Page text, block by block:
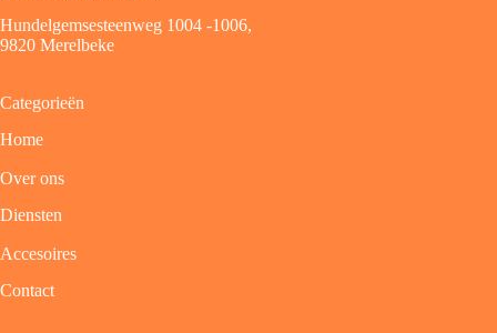
Hundelgemsesteenweg 1004 -1006,
9820 Merelbeke
Categorieën
Home
Over ons
Diensten
Accesoires
Contact